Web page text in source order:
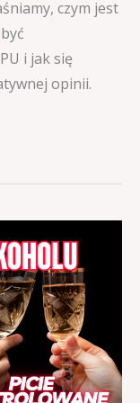
czym jest
i jak się
opinii.